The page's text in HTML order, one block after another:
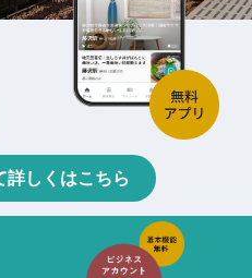
詳しくはこちら